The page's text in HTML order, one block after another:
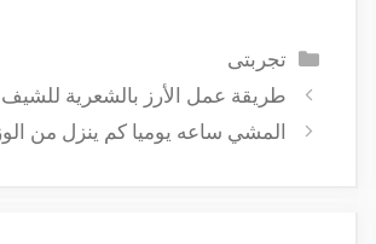
التصنيفات
تجربتى
طريقة عمل الأرز بالشعرية
المشي ساعه يوميا كم ينزل من